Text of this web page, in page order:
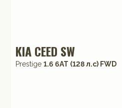
KIA CEED SW
Prestige 1.6 6AT (128 л.с) FWD